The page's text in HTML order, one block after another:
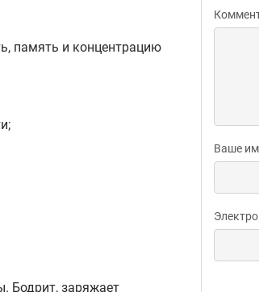
память и концентрацию
Бодрит, заряжает
Ваше